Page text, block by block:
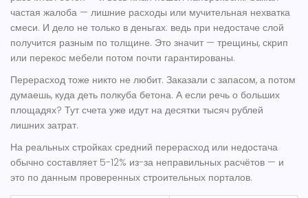
частая жалоба — лишние расходы или мучительная нехватка
смеси. И дело не только в деньгах: ведь при недостаче слой
получится разным по толщине. Это значит — трещины, скрип
или перекос мебели потом почти гарантированы.
Перерасход тоже никто не любит. Заказали с запасом, а потом
думаешь, куда деть полкуба бетона. А если речь о больших
площадях? Тут счета уже идут на десятки тысяч рублей
лишних затрат.
На реальных стройках средний перерасход или недостача
обычно составляет 5-12% из-за неправильных расчётов — и
это по данным проверенных строительных порталов.